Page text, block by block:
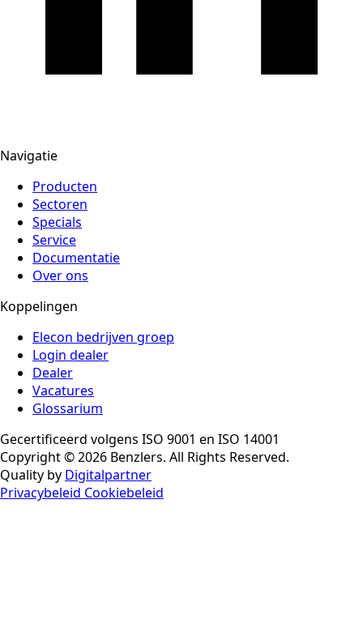
Navigatie
Producten
Sectoren
Specials
Service
Documentatie
Over ons
Koppelingen
Elecon bedrijven groep
Login dealer
Dealer
Vacatures
Glossarium
Gecertificeerd volgens ISO 9001 en ISO 14001
Copyright © 2026 Benzlers. All Rights Reserved.
Quality by Digitalpartner
Privacybeleid Cookiebeleid